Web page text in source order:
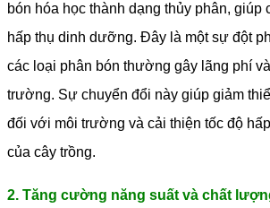
bón hóa học thành dạng thủy phân, giúp
hấp thụ dinh dưỡng. Đây là một sự đột
các loại phân bón thường gây lãng phí
trường. Sự chuyển đổi này giúp giảm
đối với môi trường và cải thiện tốc độ
của cây trồng.
2. Tăng cường năng suất và chất